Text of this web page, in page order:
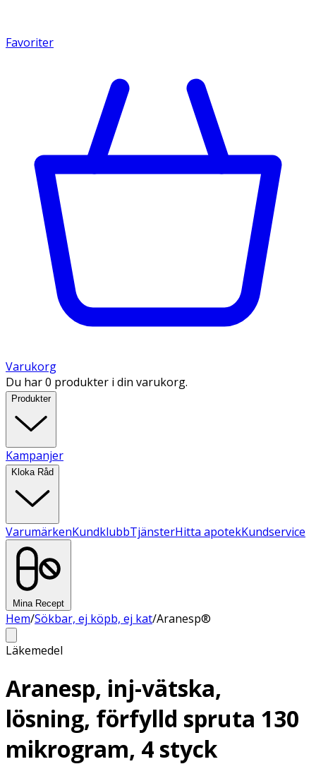
Favoriter
Varukorg
Du har 0 produkter i din varukorg.
Produkter
Kampanjer
Kloka Råd
VarumärkenKundklubbTjänsterHitta apotekKundservice
Mina Recept
Hem/Sökbar, ej köpb, ej kat/Aranesp®
Läkemedel
Aranesp, inj-vätska,
lösning, förfylld spruta 130
mikrogram, 4 styck